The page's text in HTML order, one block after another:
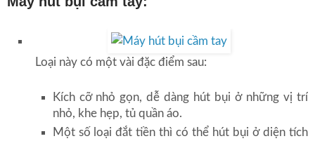
Loại này có một vài đặc điểm sau:
Kích cỡ nhỏ gọn, dễ dàng hút bụi ở những vị trí
nhỏ, khe hẹp, tủ quần áo.
Một số loại đắt tiền thì có thể hút bụi ở diện tích